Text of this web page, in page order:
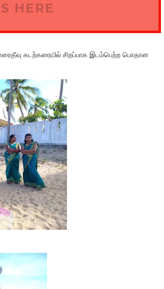
HERE
கடற்கரையில் சிறப்பாக இடம்பெற்ற பொதான